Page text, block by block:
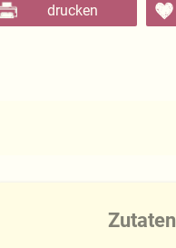
drucken
Zutaten